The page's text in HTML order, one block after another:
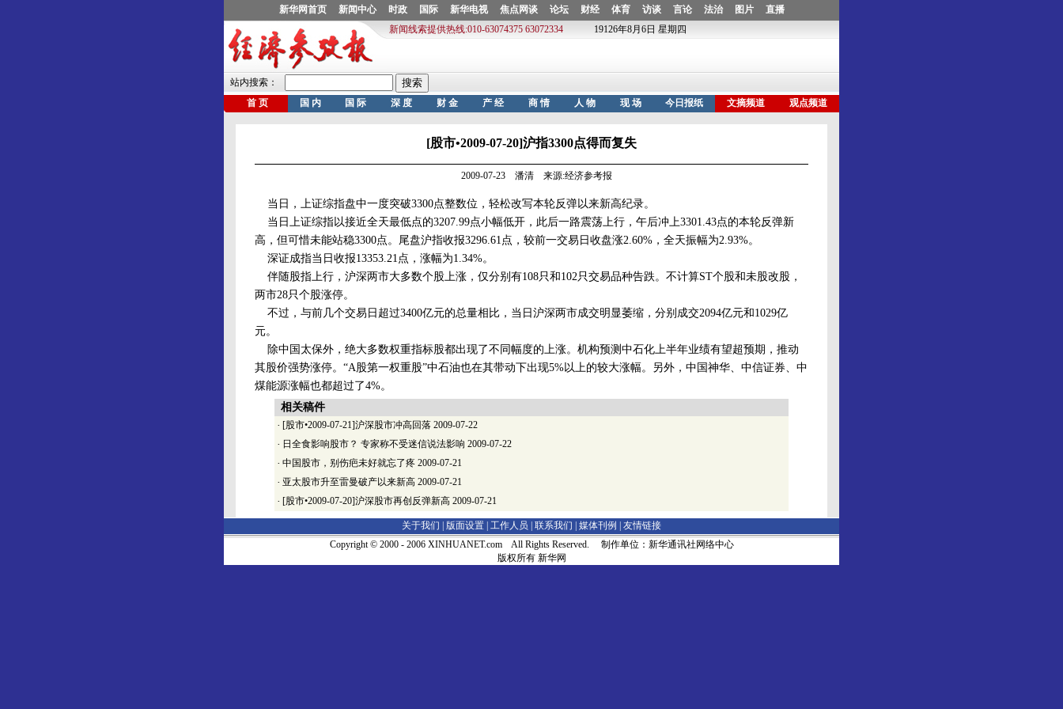
[股市•2009-07-20]沪指3300点得而复失
2009-07-23 潘清 来源:经济参考报
当日，上证综指盘中一度突破3300点整数位，轻松改写本轮反弹以来新高纪录。
当日上证综指以接近全天最低点的3207.99点小幅低开，此后一路震荡上行，午后冲上3301.43点的本轮反弹新
高，但可惜未能站稳3300点。尾盘沪指收报3296.61点，较前一交易日收盘涨2.60%，全天振幅为2.93%。
深证成指当日收报13353.21点，涨幅为1.34%。
伴随股指上行，沪深两市大多数个股上涨，仅分别有108只和102只交易品种告跌。不计算ST个股和未股改股，
两市28只个股涨停。
不过，与前几个交易日超过3400亿元的总量相比，当日沪深两市成交明显萎缩，分别成交2094亿元和1029亿
元。
除中国太保外，绝大多数权重指标股都出现了不同幅度的上涨。机构预测中石化上半年业绩有望超预期，推动
其股价强势涨停。“A股第一权重股”中石油也在其带动下出现5%以上的较大涨幅。另外，中国神华、中信证券、中
煤能源涨幅也都超过了4%。
相关稿件
· [股市•2009-07-21]沪深股市冲高回落 2009-07-22
· 日全食影响股市？ 专家称不受迷信说法影响 2009-07-22
· 中国股市，别伤疤未好就忘了疼 2009-07-21
· 亚太股市升至雷曼破产以来新高 2009-07-21
· [股市•2009-07-20]沪深股市再创反弹新高 2009-07-21
关于我们 | 版面设置 工作人员 联系我们 媒体刊例
友情链接
Copyright © 2000 - 2006 XINHUANET.com All Rights Reserved. 制作单位：新华通讯社网络中心
版权所有 新华网